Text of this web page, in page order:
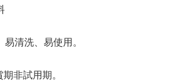
清洗、易使用。
非試用期。